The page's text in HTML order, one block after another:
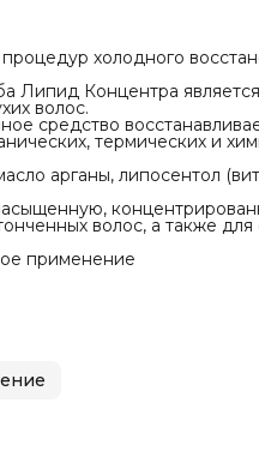
холодного
Липид Концентра
волос.
средство
термических и
арганы, липосентол
волос, а также для
применение